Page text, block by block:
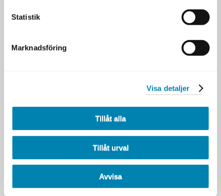
Statistik
Marknadsföring
Visa detaljer
Tillåt alla
Tillåt urval
Avvisa
Inga särskilda förkunskaper krävs för kursen.
Vill du veta mer?
för företag och organisationer. Nu blir